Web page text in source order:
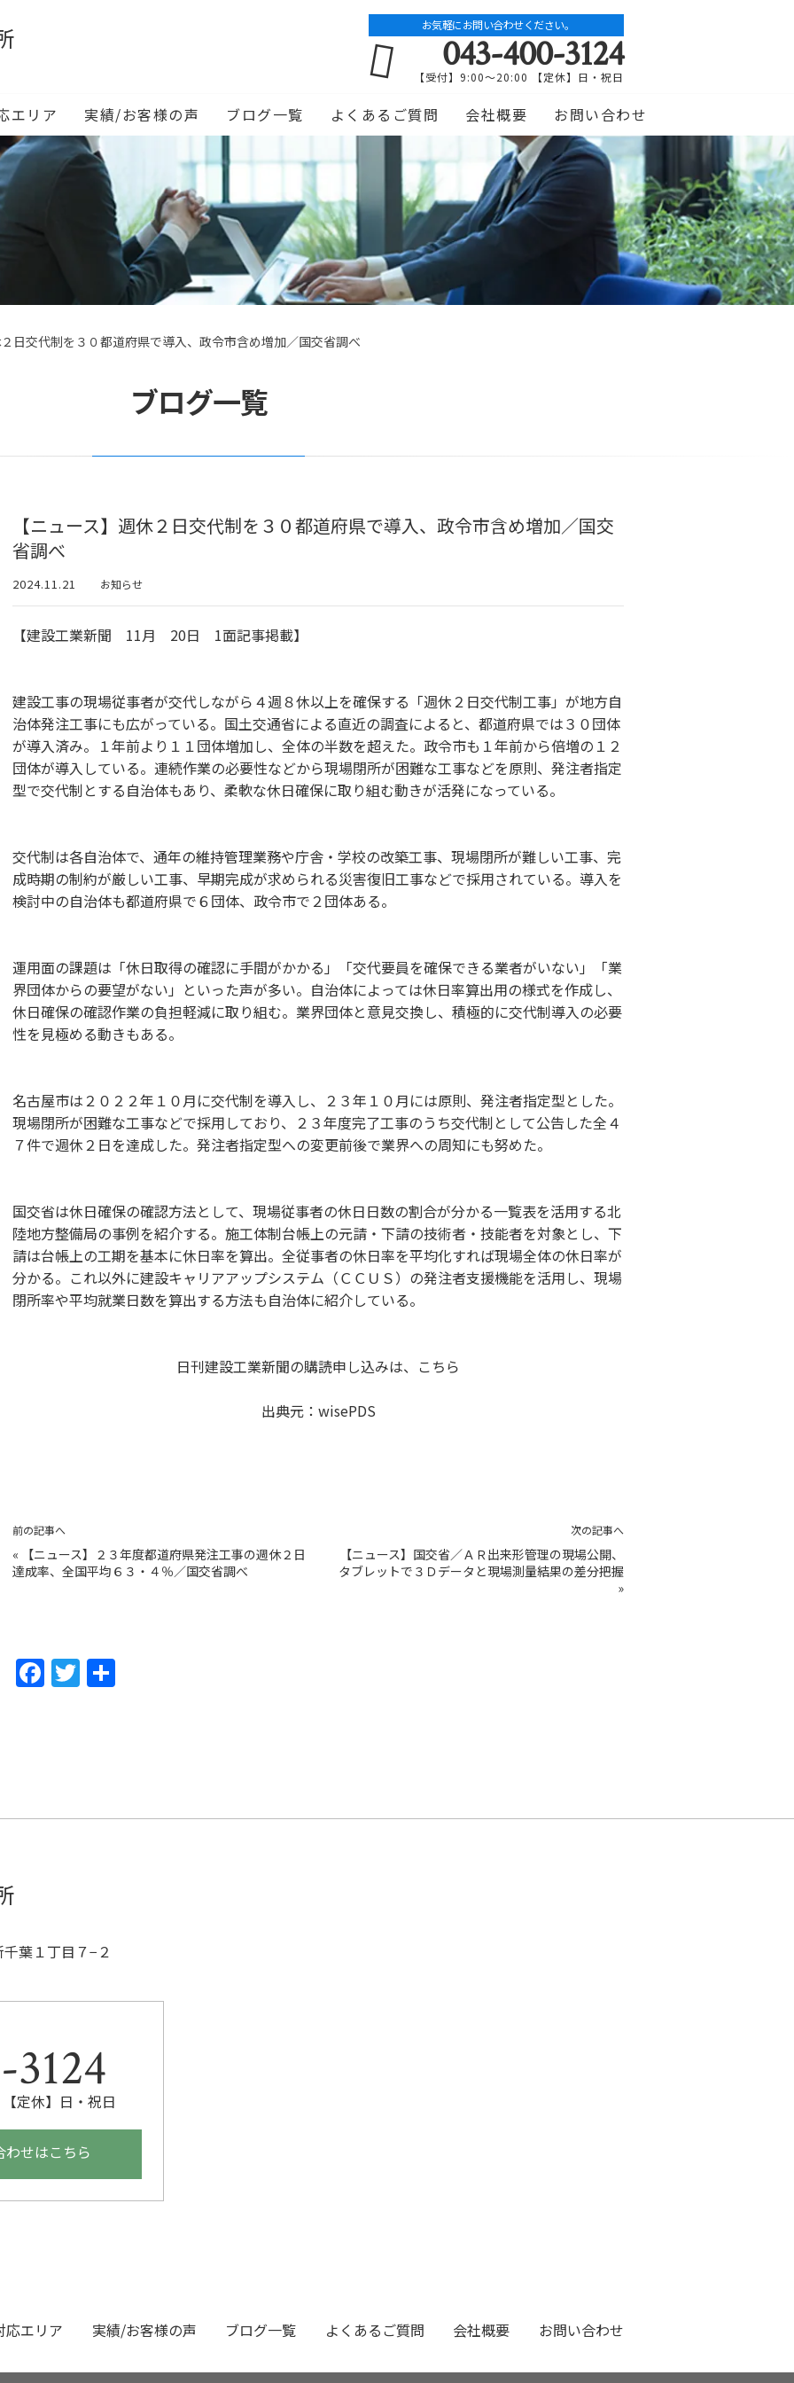
お気軽にお問い合わせください。
043-400-3124
【受付】9:00～20:00 【定休】日・祝日
エリア 実績/お客様の声 ブログ一覧 よくあるご質問 会社概要 お問い合わせ
日交代制を３０都道府県で導入、政令市含め増加／国交省調べ
ブログ一覧
【ニュース】週休２日交代制を３０都道府県で導入、政令市含め増加／国交
省調べ
2024.11.21 お知らせ
【建設工業新聞 11月 20日 1面記事掲載】
建設工事の現場従事者が交代しながら４週８休以上を確保する「週休２日交代制工事」が地方自
治体発注工事にも広がっている。国土交通省による直近の調査によると、都道府県では３０団体
が導入済み。１年前より１１団体増加し、全体の半数を超えた。政令市も１年前から倍増の１２
団体が導入している。連続作業の必要性などから現場閉所が困難な工事などを原則、発注者指定
型で交代制とする自治体もあり、柔軟な休日確保に取り組む動きが活発になっている。
交代制は各自治体で、通年の維持管理業務や庁舎・学校の改築工事、現場閉所が難しい工事、完
成時期の制約が厳しい工事、早期完成が求められる災害復旧工事などで採用されている。導入を
検討中の自治体も都道府県で６団体、政令市で２団体ある。
運用面の課題は「休日取得の確認に手間がかかる」「交代要員を確保できる業者がいない」「業
界団体からの要望がない」といった声が多い。自治体によっては休日率算出用の様式を作成し、
休日確保の確認作業の負担軽減に取り組む。業界団体と意見交換し、積極的に交代制導入の必要
性を見極める動きもある。
名古屋市は２０２２年１０月に交代制を導入し、２３年１０月には原則、発注者指定型とした。
現場閉所が困難な工事などで採用しており、２３年度完了工事のうち交代制として公告した全４
７件で週休２日を達成した。発注者指定型への変更前後で業界への周知にも努めた。
国交省は休日確保の確認方法として、現場従事者の休日日数の割合が分かる一覧表を活用する北
陸地方整備局の事例を紹介する。施工体制台帳上の元請・下請の技術者・技能者を対象とし、下
請は台帳上の工期を基本に休日率を算出。全従事者の休日率を平均化すれば現場全体の休日率が
分かる。これ以外に建設キャリアアップシステム（ＣＣＵＳ）の発注者支援機能を活用し、現場
閉所率や平均就業日数を算出する方法も自治体に紹介している。
日刊建設工業新聞の購読申し込みは、 こちら
出典元：wisePDS
前の記事へ
«
【ニュース】２３年度都道府県発注工事の週休２日
達成率、全国平均６３・４％／国交省調べ
次の記事へ
【ニュース】国交省／ＡＲ出来形管理の現場公開、
タブレットで３Ｄデータと現場測量結果の差分把握
»
F
o
T
葉１丁目７−２
定休】日・祝日
せはこちら
応エリア 実績/お客様の声 ブログ一覧 よくあるご質問 会社概要 お問い合わせ